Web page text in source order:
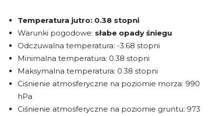
Temperatura jutro: 0.38 stopni
Warunki pogodowe: słabe opady śniegu
Odczuwalna temperatura: -3.68 stopni
Minimalna temperatura: 0.38 stopni
Maksymalna temperatura: 0.38 stopni
Ciśnienie atmosferyczne na poziomie morza: 990
hPa
Ciśnienie atmosferyczne na poziomie gruntu: 973